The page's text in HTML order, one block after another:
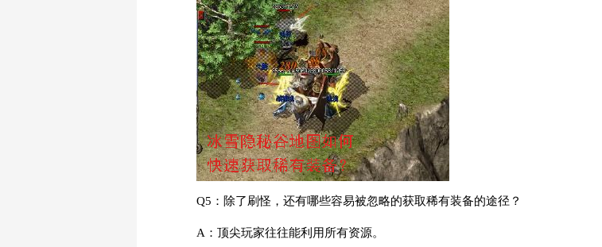
Q5：除了刷怪，还有哪些容易被忽略的获取稀有装备的途径？
A：顶尖玩家往往能利用所有资源。